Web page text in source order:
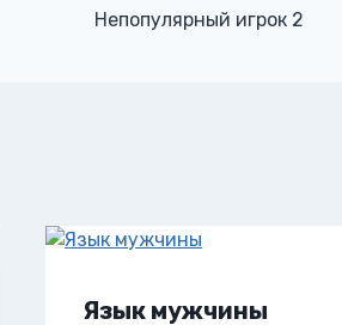
Непопулярный игрок 2
Язык мужчины